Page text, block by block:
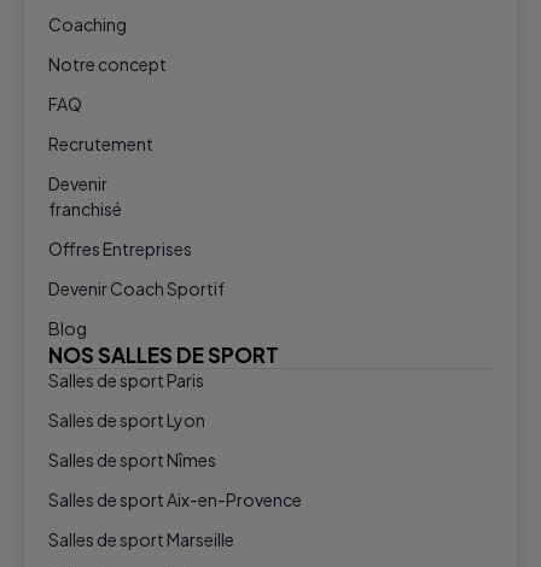
Coaching
Notre concept
FAQ
Recrutement
Devenir
franchisé
Offres Entreprises
Devenir Coach Sportif
Blog
NOS SALLES DE SPORT
Salles de sport Paris
Salles de sport Lyon
Salles de sport Nîmes
Salles de sport Aix-en-Provence
Salles de sport Marseille